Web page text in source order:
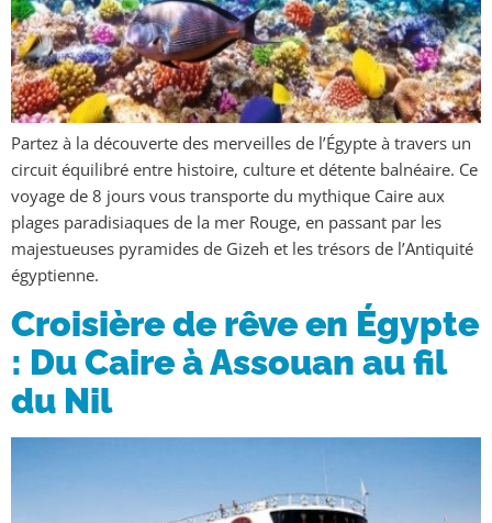
Partez à la découverte des merveilles de l’Égypte à travers un
circuit équilibré entre histoire, culture et détente balnéaire. Ce
voyage de 8 jours vous transporte du mythique Caire aux
plages paradisiaques de la mer Rouge, en passant par les
majestueuses pyramides de Gizeh et les trésors de l’Antiquité
égyptienne.
Croisière de rêve en Égypte
: Du Caire à Assouan au fil
du Nil